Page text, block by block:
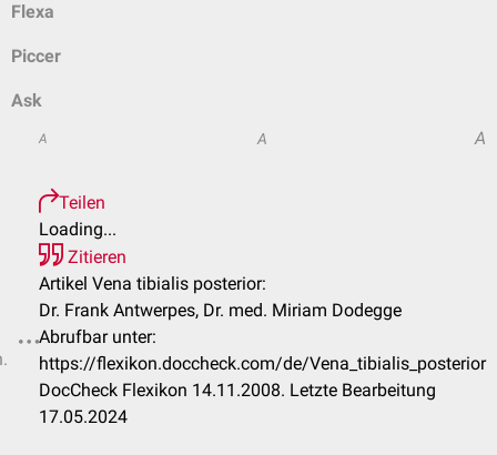
Flexa
Piccer
Ask
A A A
Teilen
Loading...
Zitieren
Artikel Vena tibialis posterior:
Dr. Frank Antwerpes, Dr. med. Miriam Dodegge
Abrufbar unter:
https://flexikon.doccheck.com/de/Vena_tibialis_posterior
DocCheck Flexikon 14.11.2008. Letzte Bearbeitung
17.05.2024